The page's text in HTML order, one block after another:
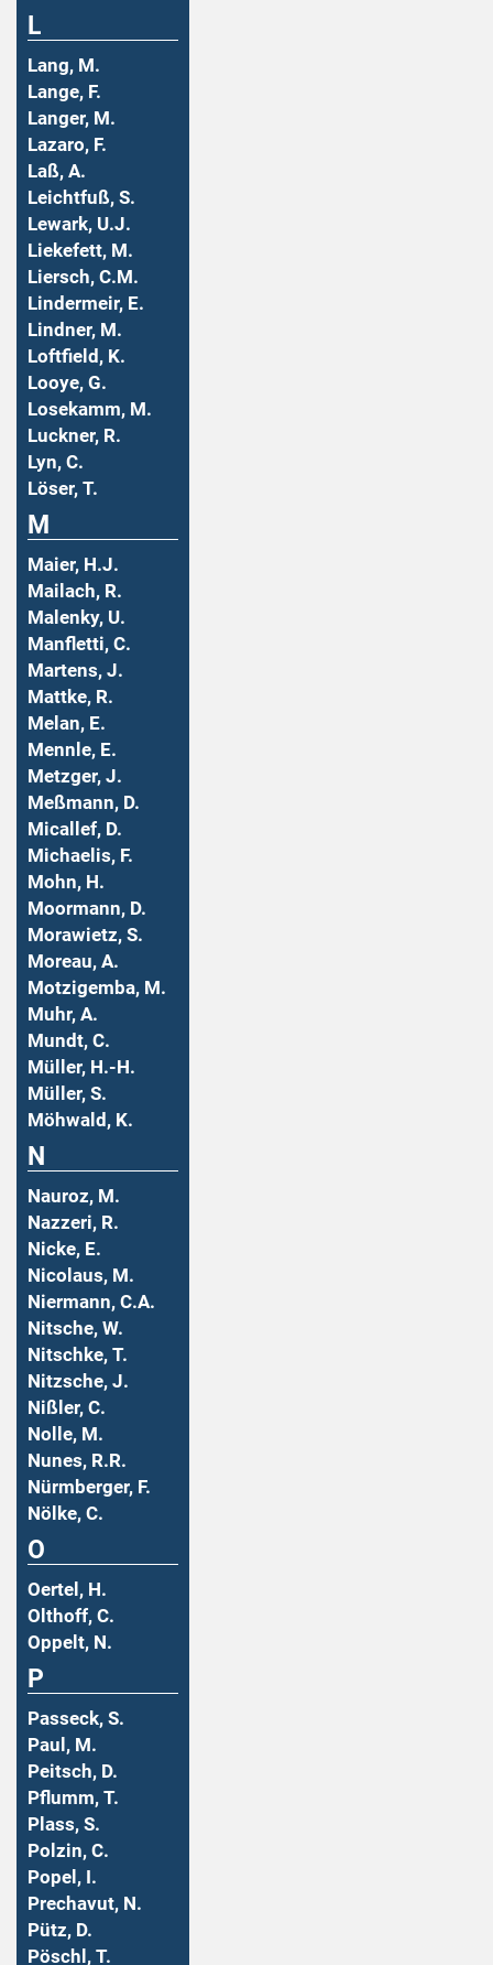
L
Lang, M.
Lange, F.
Langer, M.
Lazaro, F.
Laß, A.
Leichtfuß, S.
Lewark, U.J.
Liekefett, M.
Liersch, C.M.
Lindermeir, E.
Lindner, M.
Loftfield, K.
Looye, G.
Losekamm, M.
Luckner, R.
Lyn, C.
Löser, T.
M
Maier, H.J.
Mailach, R.
Malenky, U.
Manfletti, C.
Martens, J.
Mattke, R.
Melan, E.
Mennle, E.
Metzger, J.
Meßmann, D.
Micallef, D.
Michaelis, F.
Mohn, H.
Moormann, D.
Morawietz, S.
Moreau, A.
Motzigemba, M.
Muhr, A.
Mundt, C.
Müller, H.-H.
Müller, S.
Möhwald, K.
N
Nauroz, M.
Nazzeri, R.
Nicke, E.
Nicolaus, M.
Niermann, C.A.
Nitsche, W.
Nitschke, T.
Nitzsche, J.
Nißler, C.
Nolle, M.
Nunes, R.R.
Nürmberger, F.
Nölke, C.
O
Oertel, H.
Olthoff, C.
Oppelt, N.
P
Passeck, S.
Paul, M.
Peitsch, D.
Pflumm, T.
Plass, S.
Polzin, C.
Popel, I.
Prechavut, N.
Pütz, D.
Pöschl, T.